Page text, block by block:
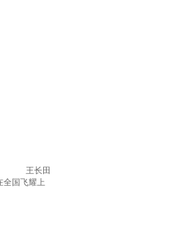
王长田
全国飞耀上